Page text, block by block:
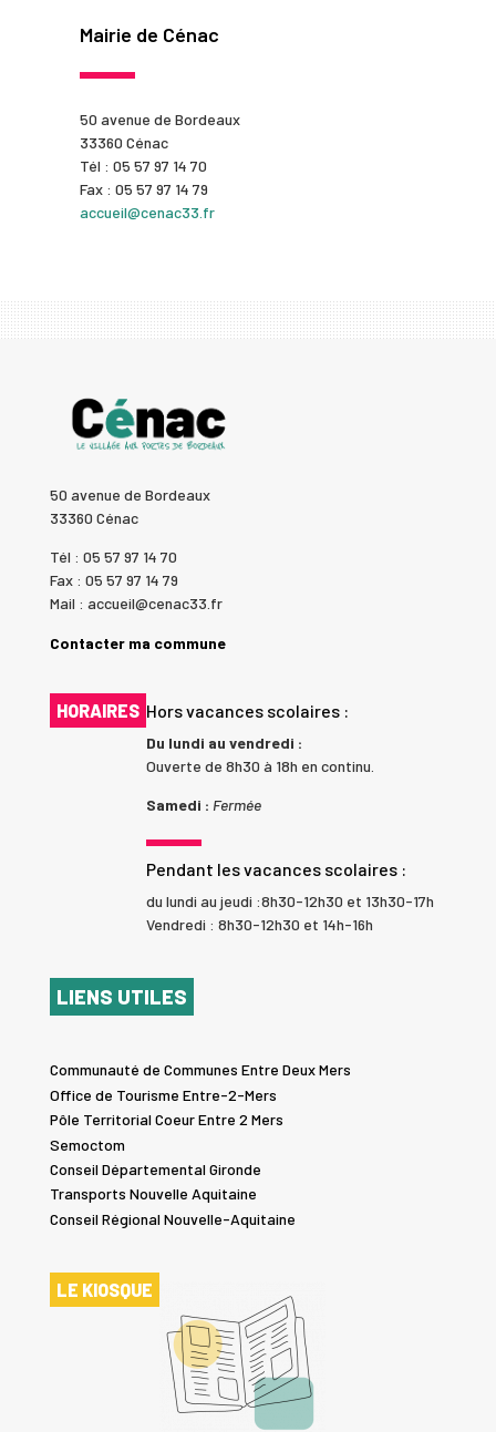
Mairie de Cénac
50 avenue de Bordeaux
33360 Cénac
Tél : 05 57 97 14 70
Fax : 05 57 97 14 79
accueil@cenac33.fr
50 avenue de Bordeaux
33360 Cénac
Tél : 05 57 97 14 70
Fax : 05 57 97 14 79
Mail : accueil@cenac33.fr
Contacter ma commune
HORAIRES Hors vacances scolaires :
Du lundi au vendredi :
Ouverte de 8h30 à 18h en continu.
Samedi : Fermée
Pendant les vacances scolaires :
du lundi au jeudi :8h30-12h30 et 13h30-17h
Vendredi : 8h30-12h30 et 14h-16h
LIENS UTILES
Communauté de Communes Entre Deux Mers
Office de Tourisme Entre-2-Mers
Pôle Territorial Coeur Entre 2 Mers
Semoctom
Conseil Départemental Gironde
Transports Nouvelle Aquitaine
Conseil Régional Nouvelle-Aquitaine
LE KIOSQUE